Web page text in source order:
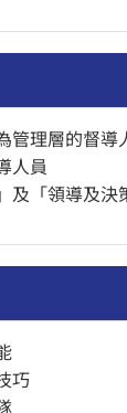
管理層的督導
人員
及「領導及
巧